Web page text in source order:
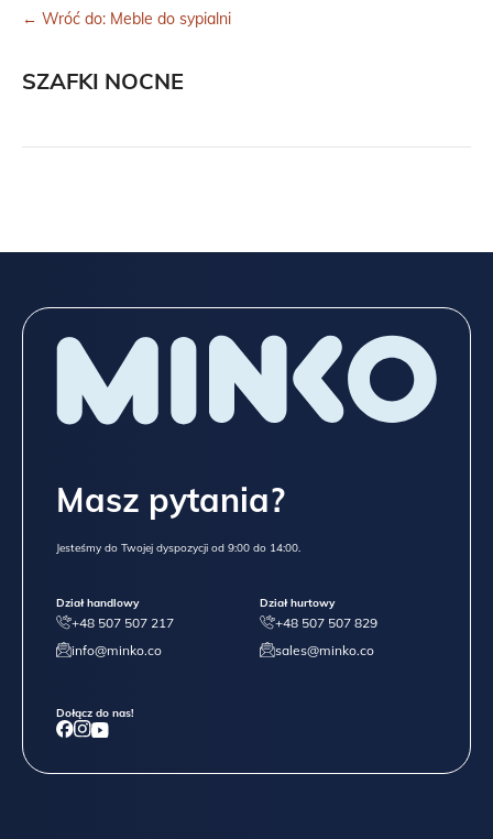
← Wróć do: Meble do sypialni
SZAFKI NOCNE
Masz pytania?
Jesteśmy do Twojej dyspozycji od 9:00 do 14:00.
Dział handlowy
+48 507 507 217
info@minko.co
Dział hurtowy
+48 507 507 829
sales@minko.co
Dołącz do nas!